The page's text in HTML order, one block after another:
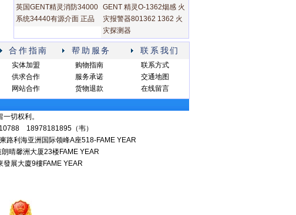
英国GENT精灵消防34000
系统34440有源介面 正品
GENT 精灵O-1362烟感 火
灾报警器801362 1362 火
灾探测器
合作指南 帮助服务 联系我们
实体加盟
供求合作
网站合作
购物指南
服务承诺
货物退款
联系方式
交通地图
在线留言
切权利。
18978181895（韦）
路利海亚洲国际领峰A座518-FAME YEAR
晴馨洲大厦23楼FAME YEAR
展大廈9樓FAME YEAR